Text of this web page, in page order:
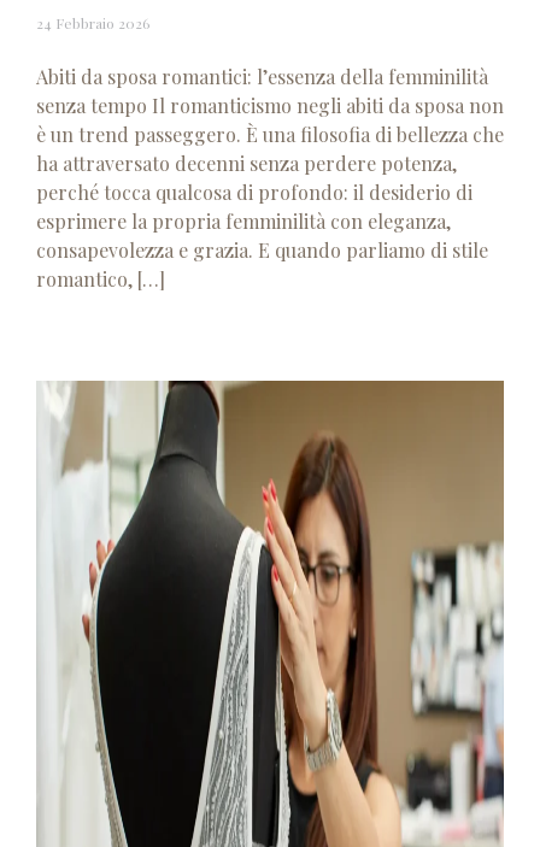
24 Febbraio 202624
Abiti da sposa romantici: l’essenza della femminilità
senza tempo Il romanticismo negli abiti da sposa non
è un trend passeggero. È una filosofia di bellezza che
ha attraversato decenni senza perdere potenza,
perché tocca qualcosa di profondo: il desiderio di
esprimere la propria femminilità con eleganza,
consapevolezza e grazia. E quando parliamo di stile
romantico, […]